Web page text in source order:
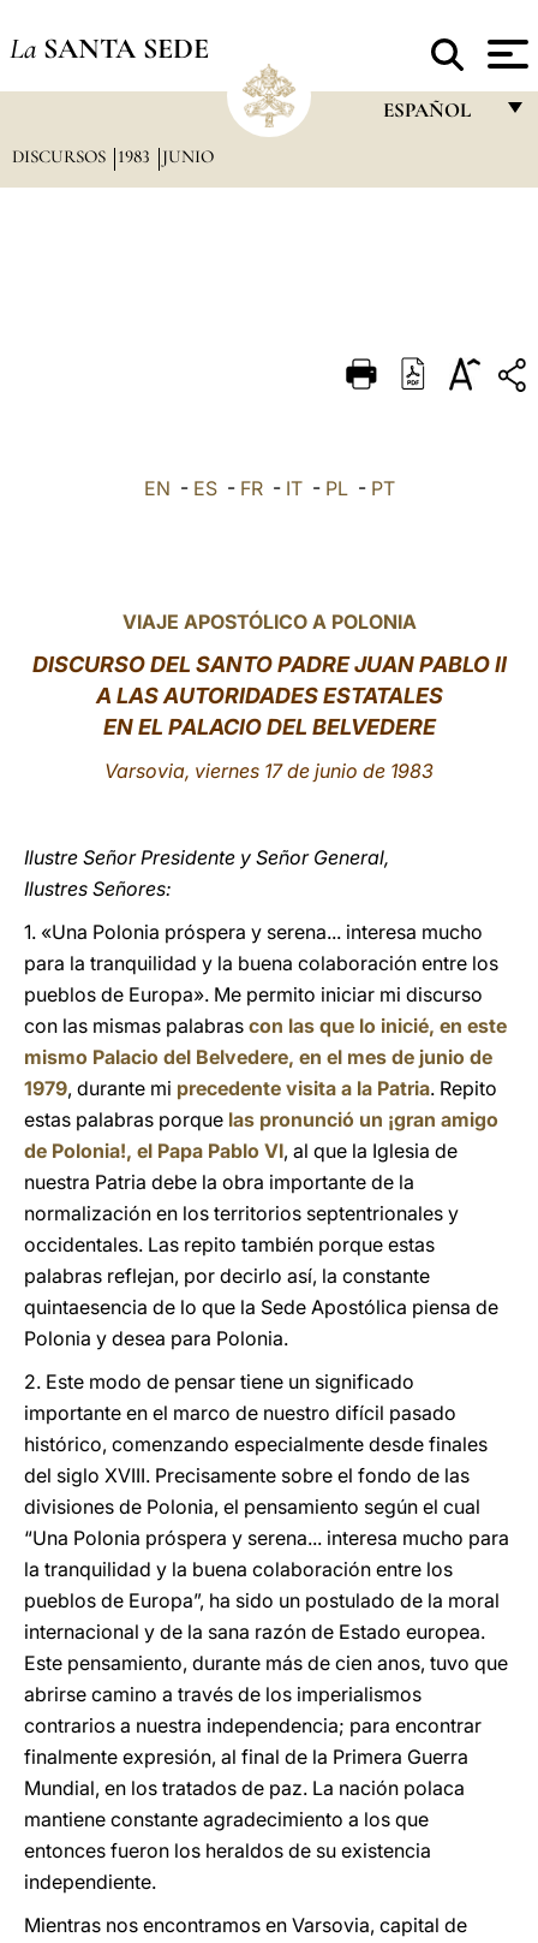
La SANTA SEDE
ESPAÑOL
DEUTSCH
العربيّة
DISCURSOS 1983 JUNIO
EN - ES- FR- IT- PL- PT
VIAJE APOSTÓLICO A POLONIA
DISCURSO DEL SANTO PADRE JUAN PABLO II
A LAS AUTORIDADES ESTATALES
EN EL PALACIO DEL BELVEDERE
Varsovia, viernes 17 de junio de 1983
Ilustre Señor Presidente y Señor General,
Ilustres Señores:
1. «Una Polonia próspera y serena... interesa mucho
para la tranquilidad y la buena colaboración entre los
pueblos de Europa». Me permito iniciar mi discurso
con las mismas palabras con las que lo inicié, en este
mismo Palacio del Belvedere, en el mes de junio de
1979, durante mi precedente visita a la Patria. Repito
estas palabras porque las pronunció un ¡gran amigo
de Polonia!, el Papa Pablo VI, al que la Iglesia de
nuestra Patria debe la obra importante de la
normalización en los territorios septentrionales y
occidentales. Las repito también porque estas
palabras reflejan, por decirlo así, la constante
quintaesencia de lo que la Sede Apostólica piensa de
Polonia y desea para Polonia.
2. Este modo de pensar tiene un significado
importante en el marco de nuestro difícil pasado
histórico, comenzando especialmente desde finales
del siglo XVIII. Precisamente sobre el fondo de las
divisiones de Polonia, el pensamiento según el cual
“Una Polonia próspera y serena... interesa mucho para
la tranquilidad y la buena colaboración entre los
pueblos de Europa”, ha sido un postulado de la moral
internacional y de la sana razón de Estado europea.
Este pensamiento, durante más de cien anos, tuvo que
abrirse camino a través de los imperialismos
contrarios a nuestra independencia; para encontrar
finalmente expresión, al final de la Primera Guerra
Mundial, en los tratados de paz. La nación polaca
mantiene constante agradecimiento a los que
entonces fueron los heraldos de su existencia
independiente.
Mientras nos encontramos en Varsovia, capital de